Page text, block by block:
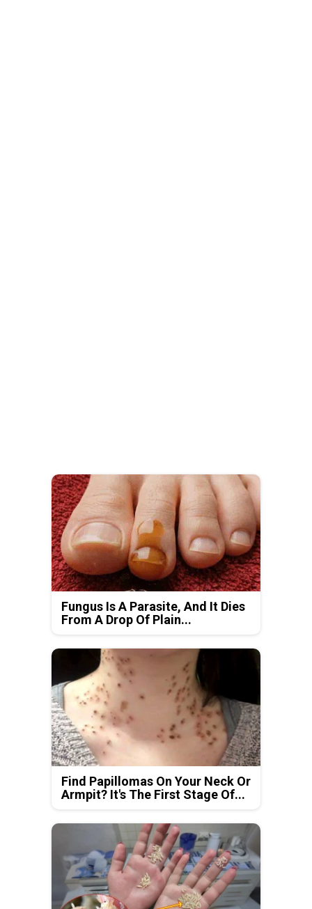
Fungus Is A Parasite, And It Dies
From A Drop Of Plain...
Find Papillomas On Your Neck Or
Armpit? It's The First Stage Of...